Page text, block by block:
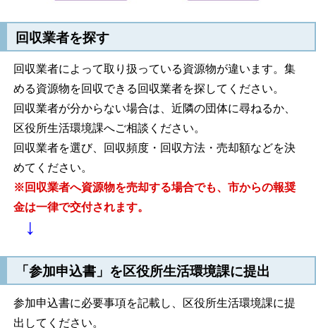
回収業者を探す
回収業者によって取り扱っている資源物が違います。集
める資源物を回収できる回収業者を探してください。
回収業者が分からない場合は、近隣の団体に尋ねるか、
区役所生活環境課へご相談ください。
回収業者を選び、回収頻度・回収方法・売却額などを決
めてください。
※回収業者へ資源物を売却する場合でも、市からの報奨
金は一律で交付されます。
↓
「参加申込書」を区役所生活環境課に提出
参加申込書に必要事項を記載し、区役所生活環境課に提
出してください。